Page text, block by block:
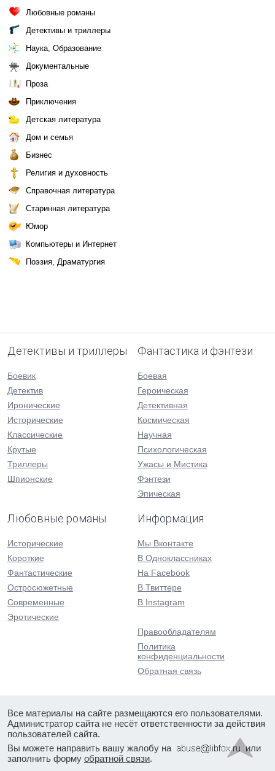
Любовные романы
Детективы и триллеры
Наука, Образование
Документальные
Проза
Приключения
Детская литература
Дом и семья
Бизнес
Религия и духовность
Справочная литература
Старинная литература
Юмор
Компьютеры и Интернет
Поэзия, Драматургия
Детективы и триллеры
Боевик
Детектив
Иронические
Исторические
Классические
Крутые
Триллеры
Шпионские
Фантастика и фэнтези
Боевая
Героическая
Детективная
Космическая
Научная
Психологическая
Ужасы и Мистика
Фэнтези
Эпическая
Любовные романы
Исторические
Короткие
Фантастические
Остросюжетные
Современные
Эротические
Информация
Мы Вконтакте
В Одноклассниках
На Facebook
В Твиттере
В Instagram
Правообладателям
Политика
конфиденциальности
Обратная связь
Все материалы на сайте размещаются его пользователями.
Администратор сайта не несёт ответственности за действия
пользователей сайта.
Вы можете направить вашу жалобу на
или
заполнить форму обратной связи.